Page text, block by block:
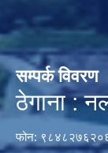
सम्पर्क विवरण
ठेगाना :
फोन: